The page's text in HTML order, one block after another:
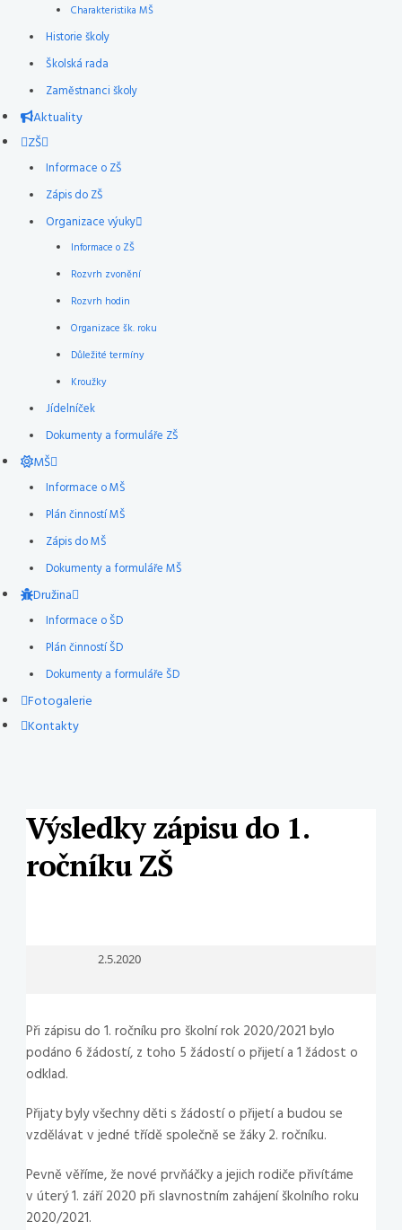
Charakteristika MŠ
Historie školy
Školská rada
Zaměstnanci školy
Aktuality
ZŠ
Informace o ZŠ
Zápis do ZŠ
Organizace výuky
Informace o ZŠ
Rozvrh zvonění
Rozvrh hodin
Organizace šk. roku
Důležité termíny
Kroužky
Jídelníček
Dokumenty a formuláře ZŠ
MŠ
Informace o MŠ
Plán činností MŠ
Zápis do MŠ
Dokumenty a formuláře MŠ
Družina
Informace o ŠD
Plán činností ŠD
Dokumenty a formuláře ŠD
Fotogalerie
Kontakty
Výsledky zápisu do 1.
ročníku ZŠ
2.5.2020
Při zápisu do 1. ročníku pro školní rok 2020/2021 bylo
podáno 6 žádostí, z toho 5 žádostí o přijetí a 1 žádost o
odklad.
Přijaty byly všechny děti s žádostí o přijetí a budou se
vzdělávat v jedné třídě společně se žáky 2. ročníku.
Pevně věříme, že nové prvňáčky a jejich rodiče přivítáme
v úterý 1. září 2020 při slavnostním zahájení školního roku
2020/2021.